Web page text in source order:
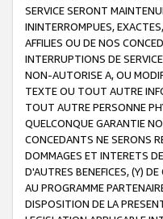
SERVICE SERONT
ININTERROMPUES,
AFFILIES OU DE NOS
INTERRUPTIONS DE
NON-AUTORISE A, OU
TEXTE OU TOUT AUTRE
TOUT AUTRE PERSONNE
QUELCONQUE GARANTIE
CONCEDANTS NE SERONS
DOMMAGES ET INTERETS
D'AUTRES BENEFICES, (Y)
AU PROGRAMME
DISPOSITION DE LA